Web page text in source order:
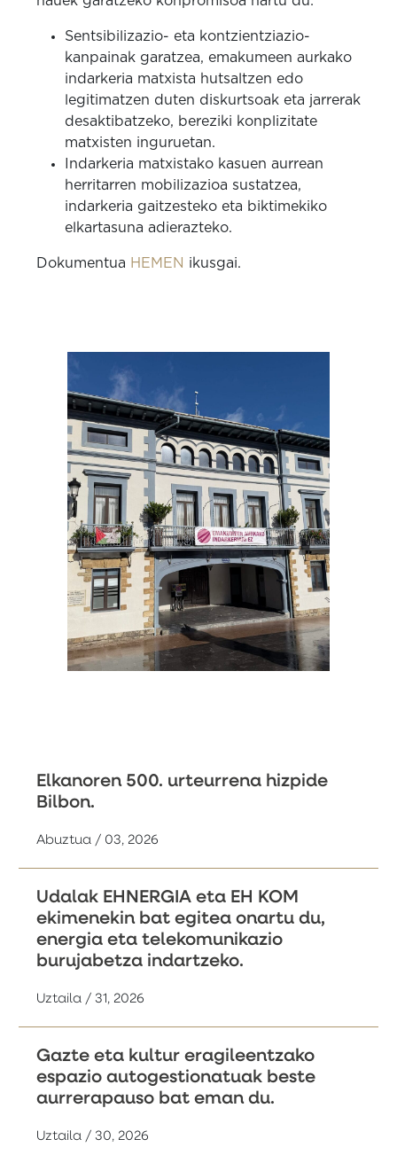
Sentsibilizazio- eta kontzientziazio-
kanpainak garatzea, emakumeen aurkako
indarkeria matxista hutsaltzen edo
legitimatzen duten diskurtsoak eta jarrerak
desaktibatzeko, bereziki konplizitate
matxisten inguruetan.
Indarkeria matxistako kasuen aurrean
herritarren mobilizazioa sustatzea,
indarkeria gaitzesteko eta biktimekiko
elkartasuna adierazteko.
Dokumentua HEMEN ikusgai.
Elkanoren 500. urteurrena hizpide
Bilbon.
Abuztua / 03, 2026
Udalak EHNERGIA eta EH KOM
ekimenekin bat egitea onartu du,
energia eta telekomunikazio
burujabetza indartzeko.
Uztaila / 31, 2026
Gazte eta kultur eragileentzako
espazio autogestionatuak beste
aurrerapauso bat eman du.
Uztaila / 30, 2026